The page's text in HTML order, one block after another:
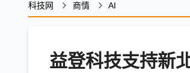
科技网 商情 AI
益登科技支持新